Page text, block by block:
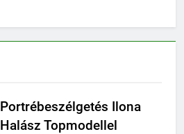
Portrébeszélgetés Ilona
Halász Topmodellel